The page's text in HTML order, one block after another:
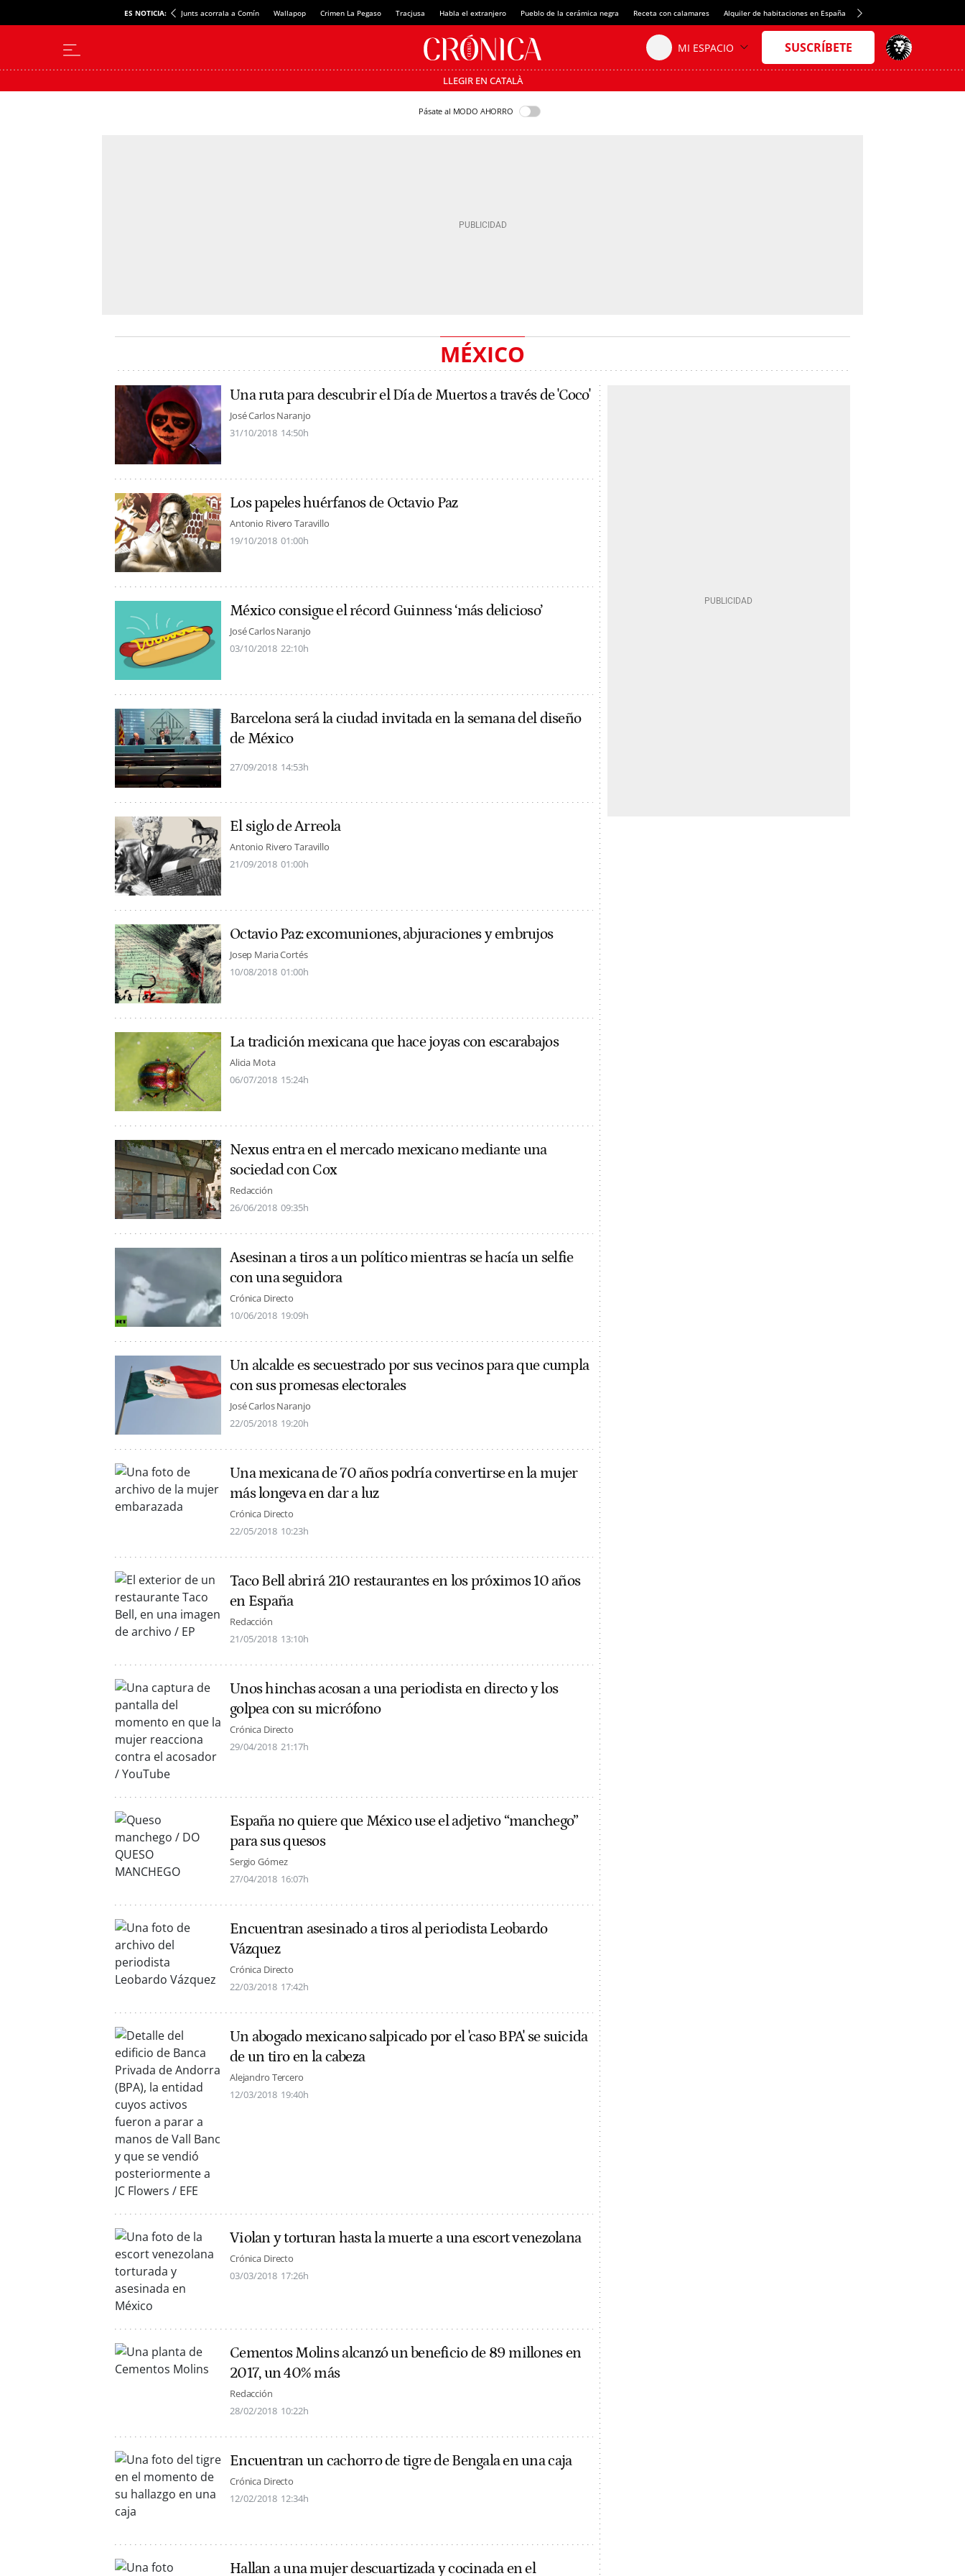
ES NOTICIA: Junts acorrala a Comín Wallapop Crimen La Pegaso Tracjusa Habla el extranjero Pueblo de la cerámica negra Receta con calamares Alquiler de habitaciones en España Crédito del Spotify Camp Nou
LLEGIR EN CATALÀ
Pásate al MODO AHORRO
MÉXICO
Una ruta para descubrir el Día de Muertos a través de 'Coco'
José Carlos Naranjo
31/10/2018 14:50h
Los papeles huérfanos de Octavio Paz
Antonio Rivero Taravillo
19/10/2018 01:00h
México consigue el récord Guinness ‘más delicioso’
José Carlos Naranjo
03/10/2018 22:10h
Barcelona será la ciudad invitada en la semana del diseño
de México
27/09/2018 14:53h
El siglo de Arreola
Antonio Rivero Taravillo
21/09/2018 01:00h
Octavio Paz: excomuniones, abjuraciones y embrujos
Josep Maria Cortés
10/08/2018 01:00h
La tradición mexicana que hace joyas con escarabajos
Alicia Mota
06/07/2018 15:24h
Nexus entra en el mercado mexicano mediante una
sociedad con Cox
Redacción
26/06/2018 09:35h
Asesinan a tiros a un político mientras se hacía un selfie
con una seguidora
Crónica Directo
10/06/2018 19:09h
Un alcalde es secuestrado por sus vecinos para que cumpla
con sus promesas electorales
José Carlos Naranjo
22/05/2018 19:20h
Una mexicana de 70 años podría convertirse en la mujer
más longeva en dar a luz
Crónica Directo
22/05/2018 10:23h
Taco Bell abrirá 210 restaurantes en los próximos 10 años
en España
Redacción
21/05/2018 13:10h
Unos hinchas acosan a una periodista en directo y los
golpea con su micrófono
Crónica Directo
29/04/2018 21:17h
España no quiere que México use el adjetivo “manchego”
para sus quesos
Sergio Gómez
27/04/2018 16:07h
Encuentran asesinado a tiros al periodista Leobardo
Vázquez
Crónica Directo
22/03/2018 17:42h
Un abogado mexicano salpicado por el 'caso BPA' se suicida
de un tiro en la cabeza
Alejandro Tercero
12/03/2018 19:40h
Violan y torturan hasta la muerte a una escort venezolana
Crónica Directo
03/03/2018 17:26h
Cementos Molins alcanzó un beneficio de 89 millones en
2017, un 40% más
Redacción
28/02/2018 10:22h
Encuentran un cachorro de tigre de Bengala en una caja
Crónica Directo
12/02/2018 12:34h
Hallan a una mujer descuartizada y cocinada en el